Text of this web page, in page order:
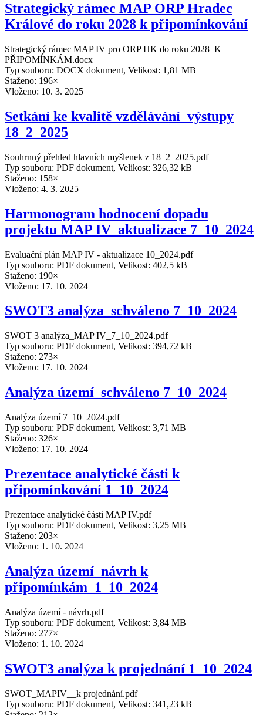
Strategický rámec MAP ORP Hradec
Králové do roku 2028 k připomínkování
Strategický rámec MAP IV pro ORP HK do roku 2028_K
PŘIPOMÍNKÁM.docx
Typ souboru: DOCX dokument, Velikost: 1,81 MB
Staženo: 196×
Vloženo: 10. 3. 2025
Setkání ke kvalitě vzdělávání_výstupy
18_2_2025
Souhrnný přehled hlavních myšlenek z 18_2_2025.pdf
Typ souboru: PDF dokument, Velikost: 326,32 kB
Staženo: 158×
Vloženo: 4. 3. 2025
Harmonogram hodnocení dopadu
projektu MAP IV_aktualizace 7_10_2024
Evaluační plán MAP IV - aktualizace 10_2024.pdf
Typ souboru: PDF dokument, Velikost: 402,5 kB
Staženo: 190×
Vloženo: 17. 10. 2024
SWOT3 analýza_schváleno 7_10_2024
SWOT 3 analýza_MAP IV_7_10_2024.pdf
Typ souboru: PDF dokument, Velikost: 394,72 kB
Staženo: 273×
Vloženo: 17. 10. 2024
Analýza území_schváleno 7_10_2024
Analýza území 7_10_2024.pdf
Typ souboru: PDF dokument, Velikost: 3,71 MB
Staženo: 326×
Vloženo: 17. 10. 2024
Prezentace analytické části k
připomínkování 1_10_2024
Prezentace analytické části MAP IV.pdf
Typ souboru: PDF dokument, Velikost: 3,25 MB
Staženo: 203×
Vloženo: 1. 10. 2024
Analýza území_návrh k
připomínkám_1_10_2024
Analýza území - návrh.pdf
Typ souboru: PDF dokument, Velikost: 3,84 MB
Staženo: 277×
Vloženo: 1. 10. 2024
SWOT3 analýza k projednání 1_10_2024
SWOT_MAPIV__k projednání.pdf
Typ souboru: PDF dokument, Velikost: 341,23 kB